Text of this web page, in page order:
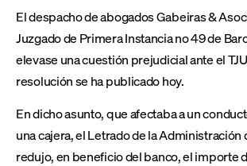
El despacho de abogados Gabeiras &
Juzgado de Primera Instancia no 49 de
elevase una cuestión prejudicial ante el
resolución se ha publicado hoy.
En dicho asunto, que afectaba a un
una cajera, el Letrado de la Administración
redujo, en beneficio del banco, el importe